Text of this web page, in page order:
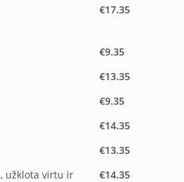
€17.35
€9.35
€13.35
€9.35
€14.35
€13.35
užklota virtu ir
€14.35